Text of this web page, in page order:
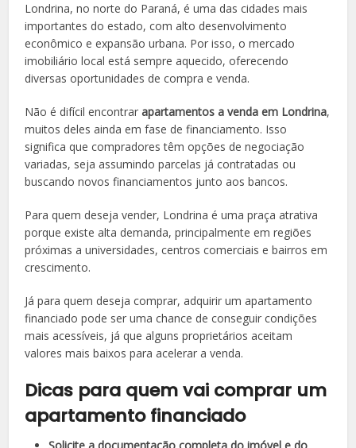
Londrina, no norte do Paraná, é uma das cidades mais
importantes do estado, com alto desenvolvimento
econômico e expansão urbana. Por isso, o mercado
imobiliário local está sempre aquecido, oferecendo
diversas oportunidades de compra e venda.
Não é difícil encontrarapartamentos a venda em Londrina,
muitos deles ainda em fase de financiamento. Isso
significa que compradores têm opções de negociação
variadas, seja assumindo parcelas já contratadas ou
buscando novos financiamentos junto aos bancos.
Para quem deseja vender, Londrina é uma praça atrativa
porque existe alta demanda, principalmente em regiões
próximas a universidades, centros comerciais e bairros em
crescimento.
Já para quem deseja comprar, adquirir um apartamento
financiado pode ser uma chance de conseguir condições
mais acessíveis, já que alguns proprietários aceitam
valores mais baixos para acelerar a venda.
Dicas para quem vai comprar um
apartamento financiado